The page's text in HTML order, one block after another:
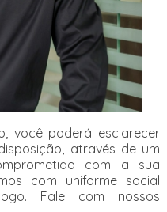
você poderá esclarecer
através de um
com a sua
com uniforme social
Fale com nossos